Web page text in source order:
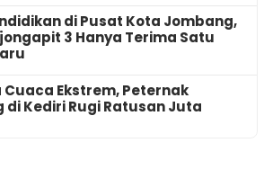
di Pusat Kota Jombang,
3 Hanya Terima Satu
Cuaca Ekstrem, Peternak
di Kediri Rugi Ratusan Juta